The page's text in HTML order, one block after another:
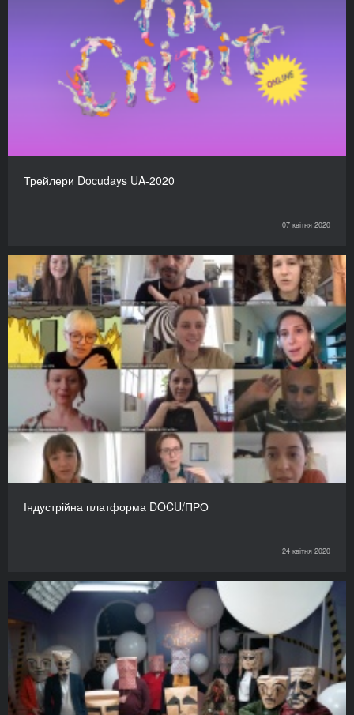
Трейлери Docudays UA-2020
07 квітня 2020
Індустрійна платформа DOCU/ПРО
24 квітня 2020